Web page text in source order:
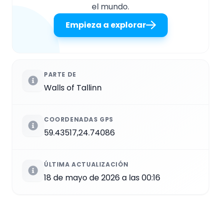
el mundo.
Empieza a explorar
PARTE DE
Walls of Tallinn
COORDENADAS GPS
59.43517,24.74086
ÚLTIMA ACTUALIZACIÓN
18 de mayo de 2026 a las 00:16